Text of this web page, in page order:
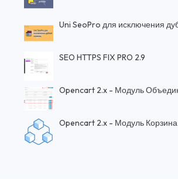
Uni SeoPro для исключения
SEO HTTPS FIX PRO 2.9
Opencart 2.x - Модуль
Opencart 2.x - Модуль